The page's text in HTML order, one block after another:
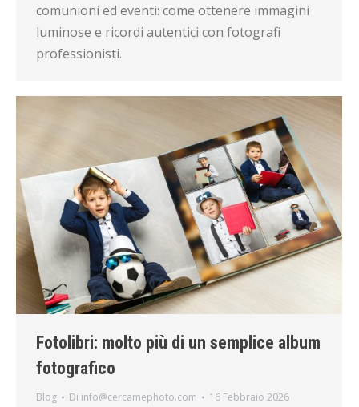
comunioni ed eventi: come ottenere immagini
luminose e ricordi autentici con fotografi
professionisti.
Fotolibri: molto più di un semplice album
fotografico
Blog Di info@cercamephoto.com 16 Febbraio 2026